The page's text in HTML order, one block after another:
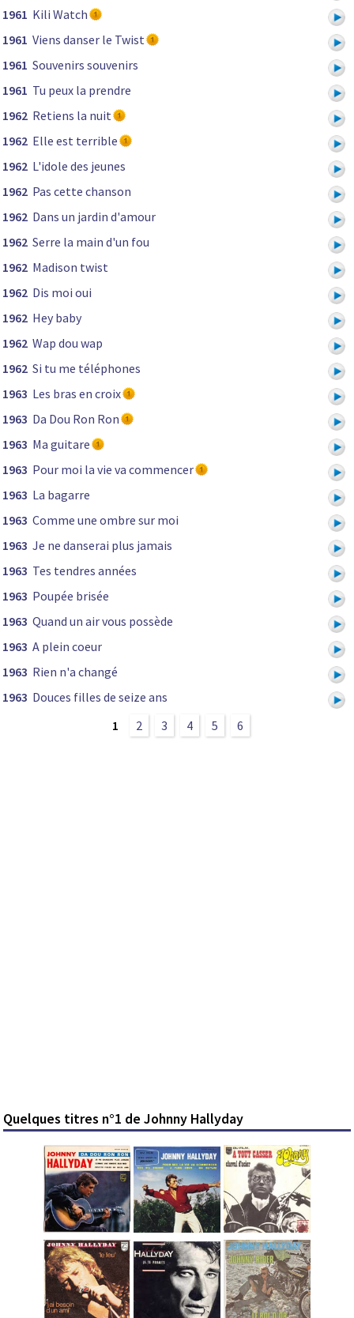
1961 Kili Watch
1961 Viens danser le Twist
1961 Souvenirs souvenirs
1961 Tu peux la prendre
1962 Retiens la nuit
1962 Elle est terrible
1962 L'idole des jeunes
1962 Pas cette chanson
1962 Dans un jardin d'amour
1962 Serre la main d'un fou
1962 Madison twist
1962 Dis moi oui
1962 Hey baby
1962 Wap dou wap
1962 Si tu me téléphones
1963 Les bras en croix
1963 Da Dou Ron Ron
1963 Ma guitare
1963 Pour moi la vie va commencer
1963 La bagarre
1963 Comme une ombre sur moi
1963 Je ne danserai plus jamais
1963 Tes tendres années
1963 Poupée brisée
1963 Quand un air vous possède
1963 A plein coeur
1963 Rien n'a changé
1963 Douces filles de seize ans
1
2 3 4 5 6
Quelques titres n°1 de Johnny Hallyday